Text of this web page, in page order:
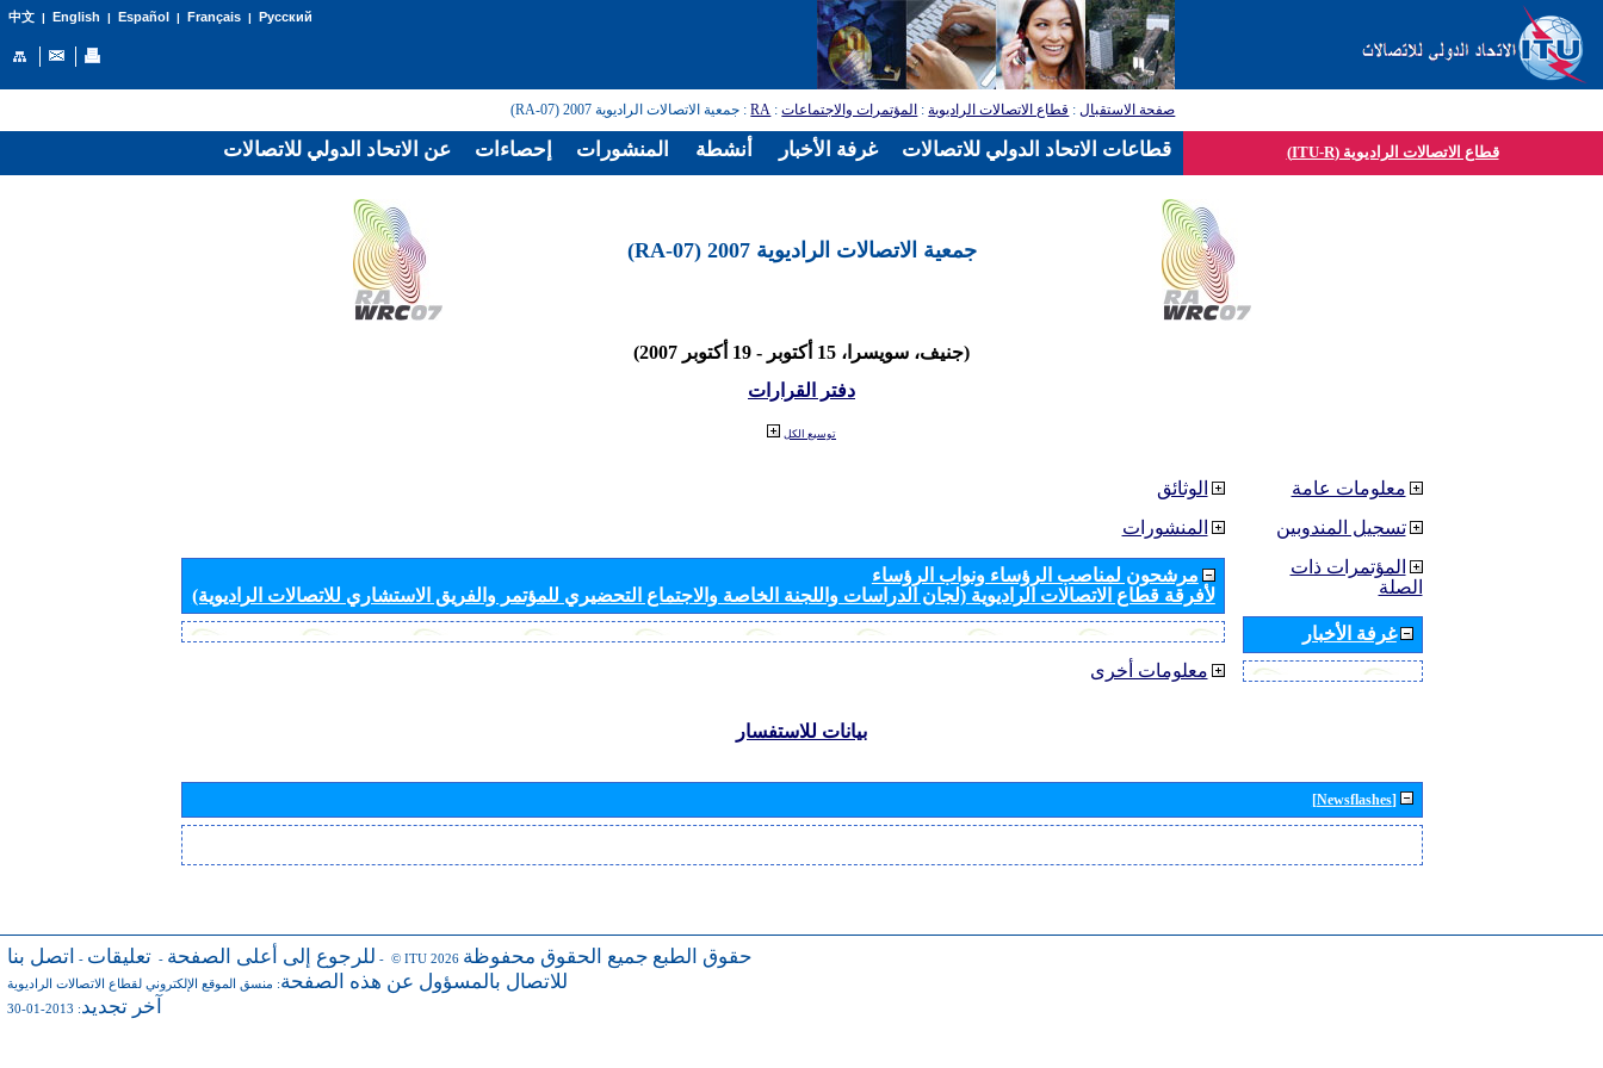
中文| English | Español | Français| Русский
صفحة الاستقبال: قطاع الاتصالات الراديوية: المؤتمرات والاجتماعات:
RA: جمعية الاتصالات الراديوية 2007 (RA-07)
قطاع الاتصالات الراديوية (ITU-R)
جمعية الاتصالات الراديوية 2007 (RA-07)
(جنيف، سويسرا، 15 أكتوبر - 19 أكتوبر 2007)
دفتر القرارات
توسيع الكل
الوثائق
المنشورات
مرشحون لمناصب الرؤساء ونواب الرؤساء
لأفرقة قطاع الاتصالات الراديوية (لجان الدراسات واللجنة الخاصة والاجتماع التحضيري للمؤتمر والفريق الاستشاري للاتصالات الراديوية)
معلومات أخرى
معلومات عامة
تسجيل المندوبين
المؤتمرات ذات
الصلة
غرفة الأخبار
بيانات للاستفسار
[Newsflashes]
للرجوع إلى أعلى الصفحة - تعليقات - اتصل بنا - © ITU 2026 حقوق الطبع جميع الحقوق محفوظة
للاتصال بالمسؤول عن هذه الصفحة: منسق الموقع الإلكتروني لقطاع الاتصالات الراديوية
آخر تجديد: 2013-01-30
عن الاتحاد الدولي للاتصالات إحصاءات المنشورات أنشطة غرفة الأخبار قطاعات الاتحاد الدولي للاتصالات